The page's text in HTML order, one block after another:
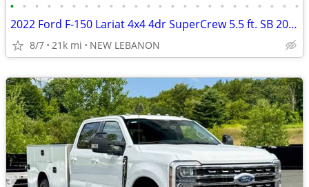
• • • • • • • • • • • • • • • • • • • • • • • •
2022 Ford F-150 Lariat 4x4 4dr SuperCrew 5.5 ft. SB 20773 Miles
8/7 21k mi NEW LEBANON